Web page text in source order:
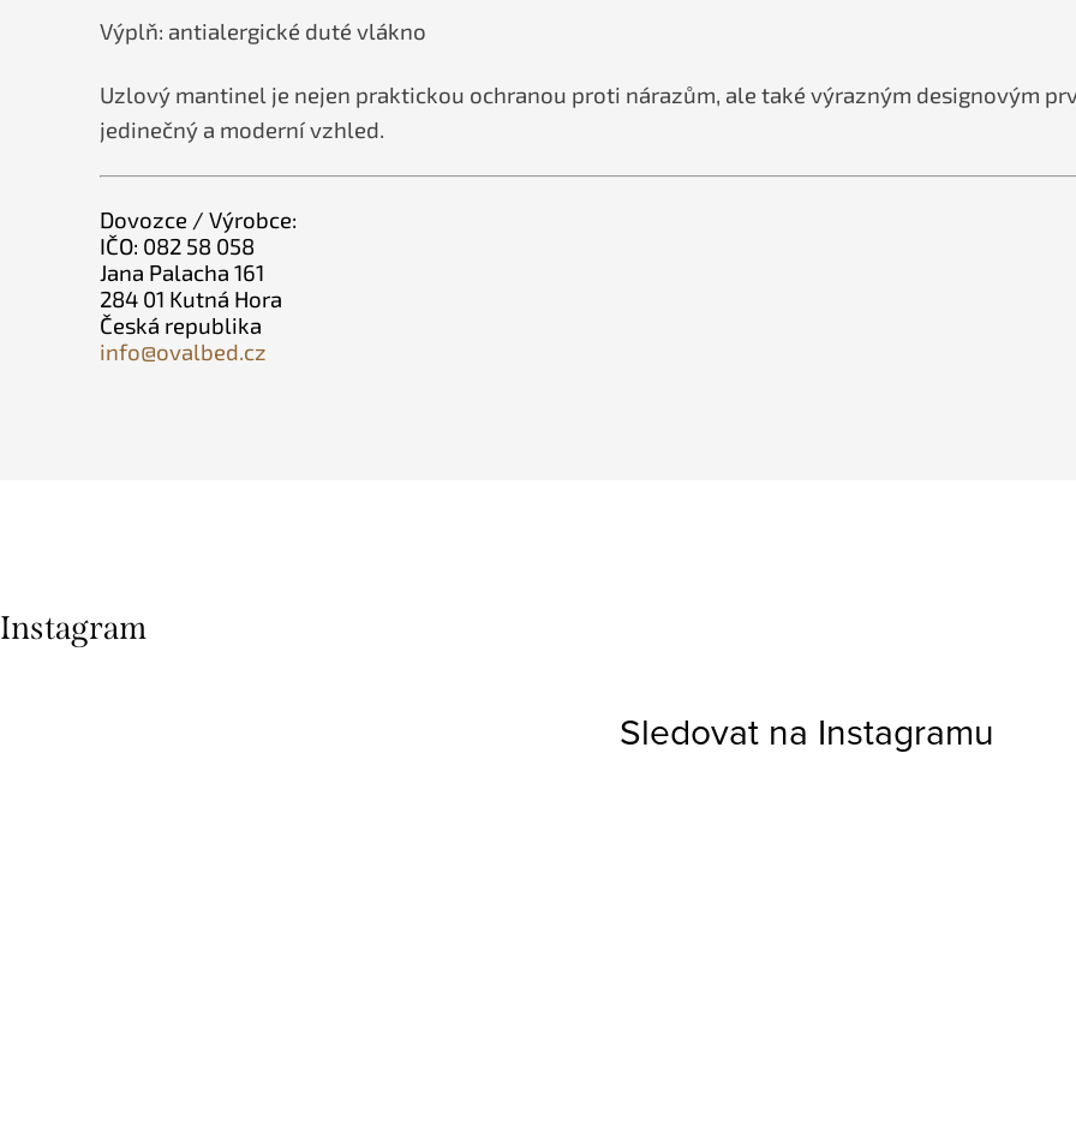
Výplň: antialergické duté vlákno
Uzlový mantinel je nejen praktickou ochranou proti nárazům, ale také výrazným designovým
jedinečný a moderní vzhled.
Dovozce / Výrobce:
IČO: 082 58 058
Jana Palacha 161
284 01 Kutná Hora
Česká republika
info@ovalbed.cz
Instagram
Sledovat na Instagramu